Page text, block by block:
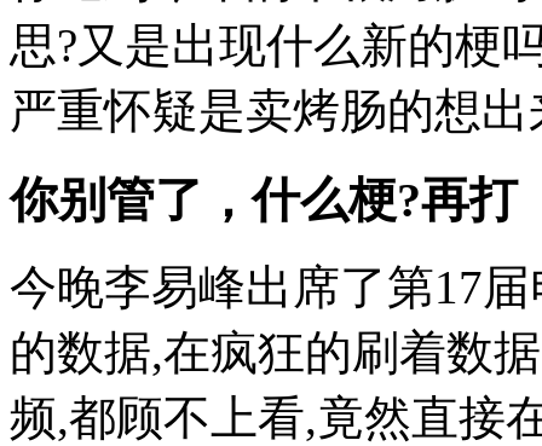
思?又是出现什么新的梗
严重怀疑是卖烤肠的想
你别管了，什么梗?再打
今晚李易峰出席了第17
的数据,在疯狂的刷着数
频,都顾不上看,竟然直接